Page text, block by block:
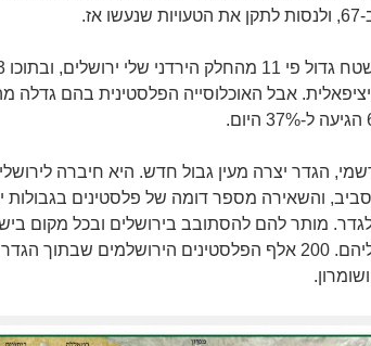
אז.
אבל האוכלוסייה הפלסטינית בהם גדלה
והשאירה מספר דומה של פלסטינים בגבולות
מותר להם להסתובב בירושלים ובכל מקום
לא מגיעים אליהם. 200 אלף הפלסטינים הירושלמים